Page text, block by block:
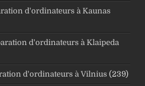
d'ordinateurs à Kaunas
d'ordinateurs à Klaipeda
d'ordinateurs à Vilnius (239)